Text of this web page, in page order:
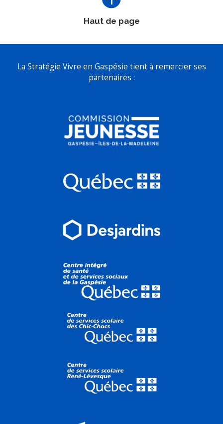
Haut de page
La Stratégie Vivre en Gaspésie tient à remercier ses
partenaires :